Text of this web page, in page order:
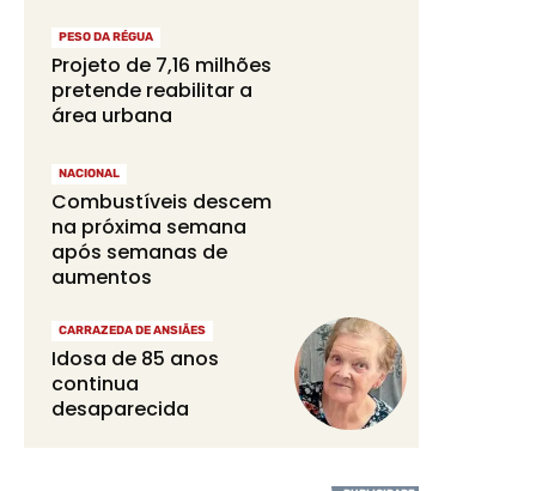
PESO DA RÉGUA
Projeto de 7,16 milhões
pretende reabilitar a
área urbana
NACIONAL
Combustíveis descem
na próxima semana
após semanas de
aumentos
CARRAZEDA DE ANSIÃES
Idosa de 85 anos
continua
desaparecida